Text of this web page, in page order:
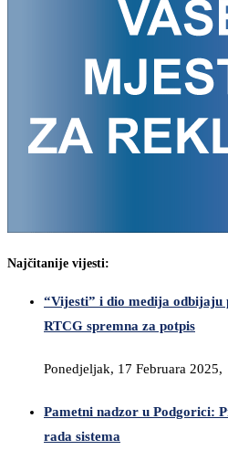
Najčitanije vijesti:
“Vijesti” i dio medija odbijaju
RTCG spremna za potpis
Ponedjeljak, 17 Februara 2025,
Pametni nadzor u Podgorici:
rada sistema